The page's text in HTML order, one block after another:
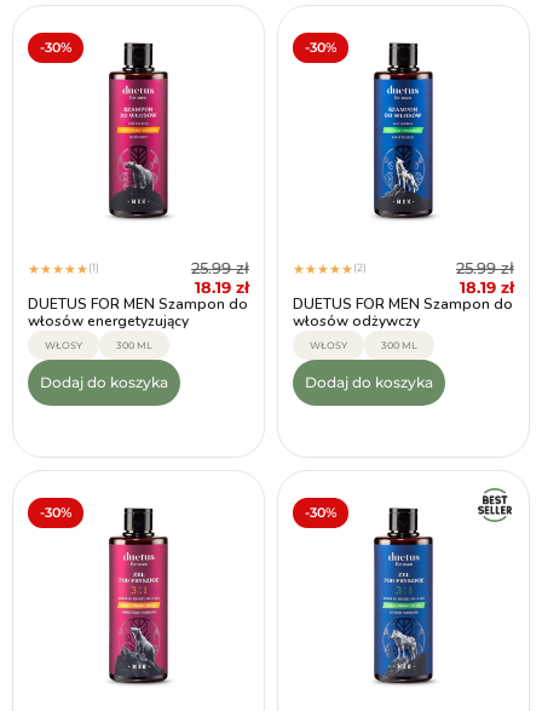
-30%
★★★★★(1) 25.99zł
18.19 zł
DUETUS FOR MEN Szampon do
włosów energetyzujący
WŁOSY 300 ML
Dodaj do koszyka
-30%
★★★★★(2) 25.99zł
18.19 zł
DUETUS FOR MEN Szampon do
włosów odżywczy
WŁOSY 300 ML
Dodaj do koszyka
-30% -30%